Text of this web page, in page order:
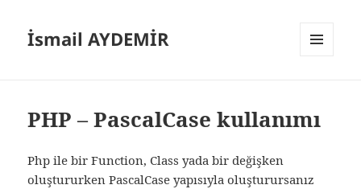
İsmail AYDEMİR
PHP – PascalCase kullanımı
Php ile bir Function, Class yada bir değişken
oluştururken PascalCase yapısıyla oluşturursanız